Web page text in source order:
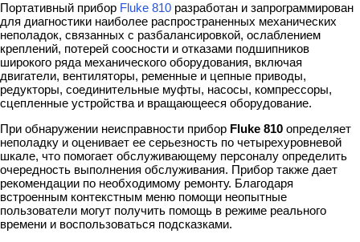
Портативный прибор Fluke 810 разработан и запрограммирован
для диагностики наиболее распространенных механических
неполадок, связанных с разбалансировкой, ослаблением
креплений, потерей соосности и отказами подшипников
широкого ряда механического оборудования, включая
двигатели, вентиляторы, ременные и цепные приводы,
редукторы, соединительные муфты, насосы, компрессоры,
сцепленные устройства и вращающееся оборудование.
При обнаружении неисправности прибор Fluke 810 определяет
неполадку и оценивает ее серьезность по четырехуровневой
шкале, что помогает обслуживающему персоналу определить
очередность выполнения обслуживания. Прибор также дает
рекомендации по необходимому ремонту. Благодаря
встроенным контекстным меню помощи неопытные
пользователи могут получить помощь в режиме реального
времени и воспользоваться подсказками.